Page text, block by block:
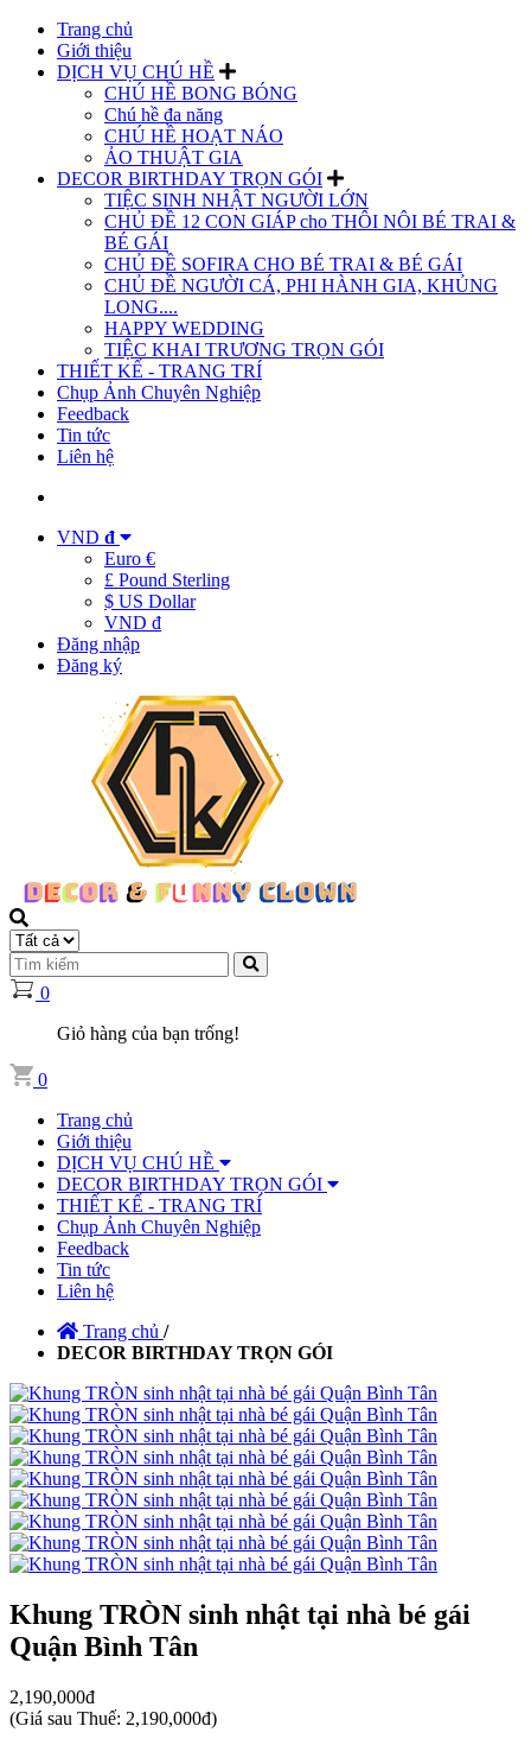
Trang chủ
Giới thiệu
DỊCH VỤ CHÚ HỀ
CHÚ HỀ BONG BÓNG
Chú hề đa năng
CHÚ HỀ HOẠT NÁO
ẢO THUẬT GIA
DECOR BIRTHDAY TRỌN GÓI
TIỆC SINH NHẬT NGƯỜI LỚN
CHỦ ĐỀ 12 CON GIÁP cho THÔI NÔI BÉ TRAI &
BÉ GÁI
CHỦ ĐỀ SOFIRA CHO BÉ TRAI & BÉ GÁI
CHỦ ĐỀ NGƯỜI CÁ, PHI HÀNH GIA, KHỦNG
LONG....
HAPPY WEDDING
TIỆC KHAI TRƯƠNG TRỌN GÓI
THIẾT KẾ - TRANG TRÍ
Chụp Ảnh Chuyên Nghiệp
Feedback
Tin tức
Liên hệ
VND đ
Euro €
£ Pound Sterling
$ US Dollar
VND đ
Đăng nhập
Đăng ký
0
Giỏ hàng của bạn trống!
0
Trang chủ
Giới thiệu
DỊCH VỤ CHÚ HỀ
DECOR BIRTHDAY TRỌN GÓI
THIẾT KẾ - TRANG TRÍ
Chụp Ảnh Chuyên Nghiệp
Feedback
Tin tức
Liên hệ
Trang chủ /
DECOR BIRTHDAY TRỌN GÓI
Khung TRÒN sinh nhật tại nhà bé gái
Quận Bình Tân
2,190,000đ
(Giá sau Thuế: 2,190,000đ)